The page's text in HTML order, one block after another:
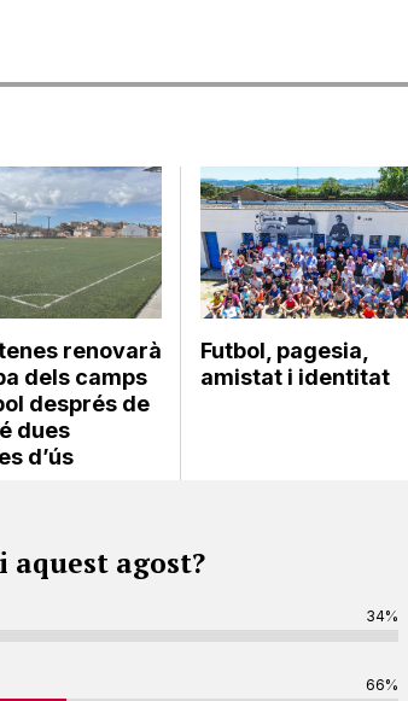
renovarà
dels camps
després de
dues
d’ús
Futbol, pagesia,
amistat i identitat
aquest agost?
34%
66%